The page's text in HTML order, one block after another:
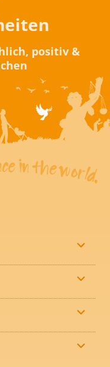
positiv &